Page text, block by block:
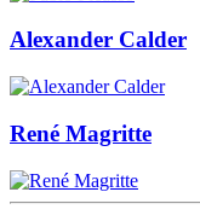
Alexander Calder
René Magritte